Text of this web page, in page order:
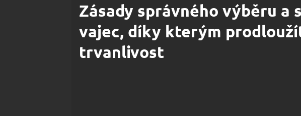
Zásady správného výběru a
vajec, díky kterým
trvanlivost